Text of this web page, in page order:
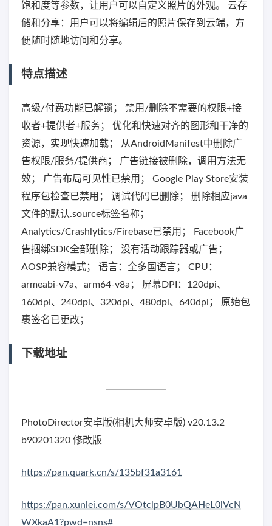
饱和度等参数，让用户可以自定义照片的外观。 云存
储和分享：用户可以将编辑后的照片保存到云端，方
便随时随地访问和分享。
特点描述
高级/付费功能已解锁； 禁用/删除不需要的权限+接
收者+提供者+服务； 优化和快速对齐的图形和干净的
资源，实现快速加载； 从AndroidManifest中删除广
告权限/服务/提供商； 广告链接被删除，调用方法无
效； 广告布局可见性已禁用； Google Play Store安装
程序包检查已禁用； 调试代码已删除； 删除相应java
文件的默认.source标签名称；
Analytics/Crashlytics/Firebase已禁用； Facebook广
告捆绑SDK全部删除； 没有活动跟踪器或广告；
AOSP兼容模式； 语言：全多国语言； CPU：
armeabi-v7a、arm64-v8a； 屏幕DPI：120dpi、
160dpi、240dpi、320dpi、480dpi、640dpi； 原始包
裹签名已更改；
下载地址
PhotoDirector安卓版(相机大师安卓版) v20.13.2
b90201320 修改版
https://pan.quark.cn/s/135bf31a3161
https://pan.xunlei.com/s/VOtclpB0UbQAHeL0lVcN
WXkaA1?pwd=nsns#